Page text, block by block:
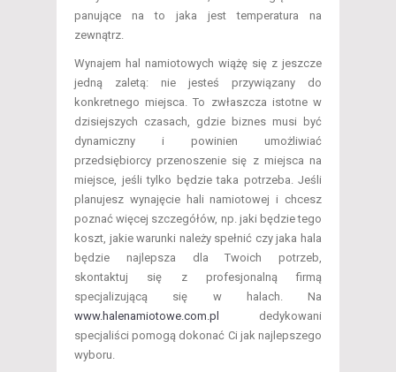
panujące na to jaka jest temperatura na
zewnątrz.
Wynajem hal namiotowych wiążę się z jeszcze
jedną zaletą: nie jesteś przywiązany do
konkretnego miejsca. To zwłaszcza istotne w
dzisiejszych czasach, gdzie biznes musi być
dynamiczny i powinien umożliwiać
przedsiębiorcy przenoszenie się z miejsca na
miejsce, jeśli tylko będzie taka potrzeba. Jeśli
planujesz wynajęcie hali namiotowej i chcesz
poznać więcej szczegółów, np. jaki będzie tego
koszt, jakie warunki należy spełnić czy jaka hala
będzie najlepsza dla Twoich potrzeb,
skontaktuj się z profesjonalną firmą
specjalizującą się w halach. Na
www.halenamiotowe.com.pl
dedykowani
specjaliści pomogą dokonać Ci jak najlepszego
wyboru.